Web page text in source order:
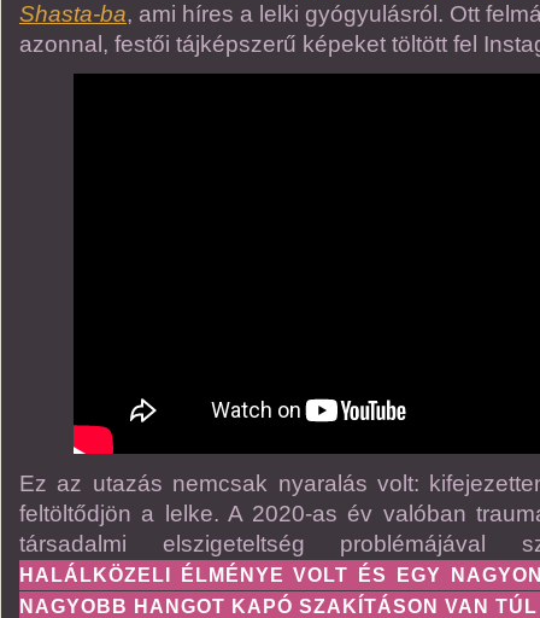
Shasta-ba, ami híres a lelki gyógyulásról. Ott
azonnal, festői tájképszerű képeket töltött fel
Ez az utazás nemcsak nyaralás volt:
feltöltődjön a lelke. A 2020-as év valóban
társadalmi elszigeteltség problémájával
HALÁLKÖZELI ÉLMÉNYE VOLT ÉS EGY
NAGYOBB HANGOT KAPÓ SZAKÍTÁSON VAN TÚL